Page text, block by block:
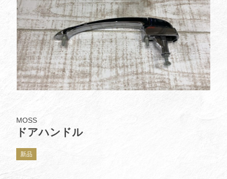
Company
会社概要
Recruit
採用情報
MOSS
ドアハンドル
新品